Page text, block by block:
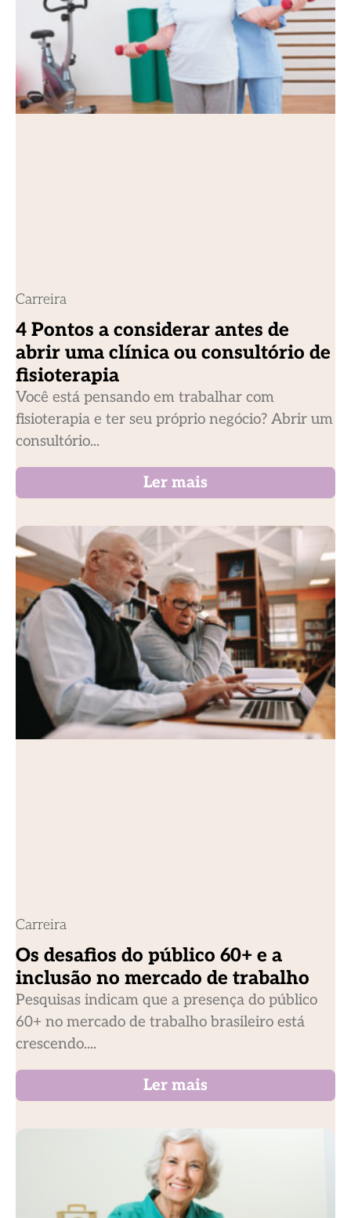
Carreira
4 Pontos a considerar antes de
abrir uma clínica ou consultório de
fisioterapia
Você está pensando em trabalhar com
fisioterapia e ter seu próprio negócio? Abrir um
consultório...
Ler mais
Carreira
Os desafios do público 60+ e a
inclusão no mercado de trabalho
Pesquisas indicam que a presença do público
60+ no mercado de trabalho brasileiro está
crescendo....
Ler mais